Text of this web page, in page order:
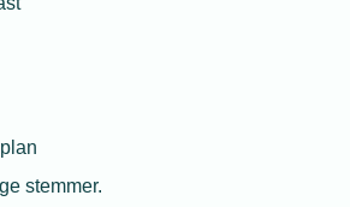
stemmer.
Politik & analyse